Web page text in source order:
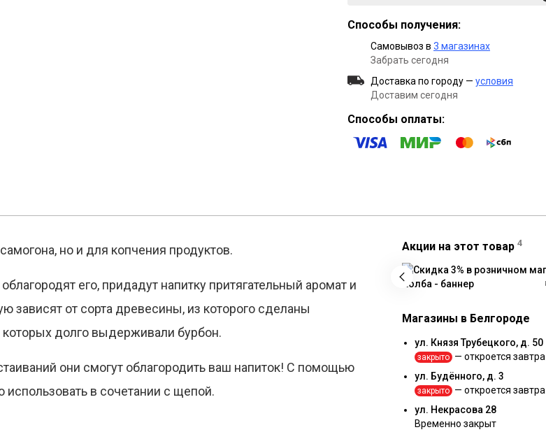
Способы получения:
Самовывоз в 3 магазинах
Забрать сегодня
Доставка по городу — условия
Доставим сегодня
Способы оплаты:
но и для копчения продуктов.
его, придадут напитку притягательный аромат и
зависят от сорта древесины, из которого сделаны
долго выдерживали бурбон.
они смогут облагородить ваш напиток! С помощью
в сочетании с щепой.
Акции на этот товар 4
Магазины в Белгороде
ул. Князя Трубецкого, д. 50
закрыто — откроется завтра
ул. Будённого, д. 3
закрыто — откроется завтра
ул. Некрасова 28
Временно закрыт